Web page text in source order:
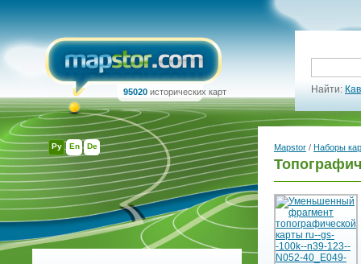
Ру En De
95020 исторических карт Найти:
Mapstor / Наборы